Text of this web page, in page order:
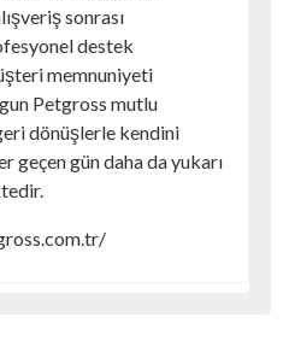
sonrası
destek
memnuniyeti
Petgross mutlu
dönüşlerle kendini
geçen gün daha da yukarı